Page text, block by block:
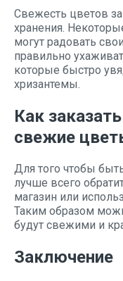
Свежесть цветов
хранения.
могут радовать
правильно
которые быстро
хризантемы.
Как
свежие
Для того чтобы
лучше всего
магазин или
Таким образом
будут свежими и
Заключение